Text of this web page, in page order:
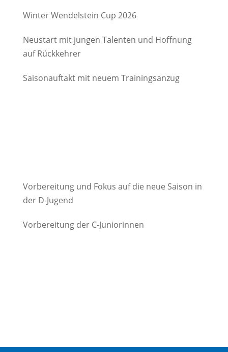
Winter Wendelstein Cup 2026
Neustart mit jungen Talenten und Hoffnung
auf Rückkehrer
Saisonauftakt mit neuem Trainingsanzug
Vorbereitung und Fokus auf die neue Saison in
der D-Jugend
Vorbereitung der C-Juniorinnen